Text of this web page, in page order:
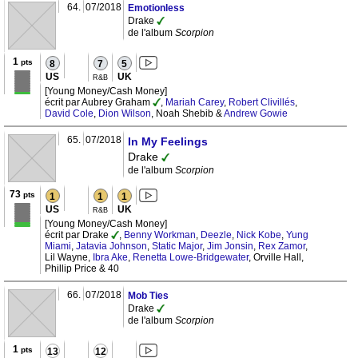
64. 07/2018 Emotionless
Drake
de l'album Scorpion
1 pts 8
US
7
R&B
5
UK
[Young Money/Cash Money]
écrit par Aubrey Graham
Mariah Carey, Robert Clivillés
David Cole Dion Wilson , Noah Shebib & Andrew Gowie
65. 07/2018
In My Feelings
Drake
de l'album Scorpion
73 pts 1
US
1
R&B
1
UK
[Young Money/Cash Money]
écrit par Drake
Benny Workman Deezle Nick Kobe Yung
Miami Jatavia Johnson Static Major, Jim Jonsin Rex Zamor,
Lil Wayne, Ibra Ake Renetta Lowe-Bridgewater, Orville Hall,
Phillip Price & 40
66. 07/2018 Mob Ties
Drake
de l'album Scorpion
1 pts 13 12